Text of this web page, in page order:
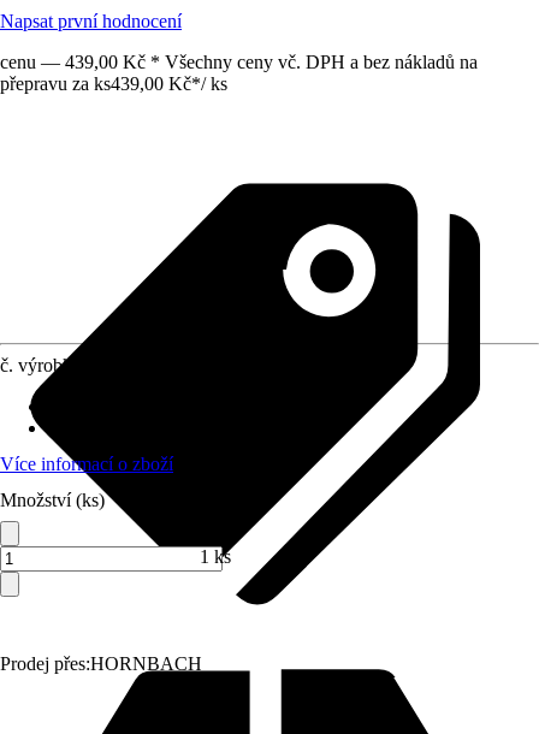
Napsat první hodnocení
cenu — 439,00 Kč * Všechny ceny vč. DPH a bez nákladů na
přepravu za ks439,00 Kč*/ ks
Prodej přes:HORNBACH
č. výrobku
Více informací o zboží
Množství (ks)
1 ks